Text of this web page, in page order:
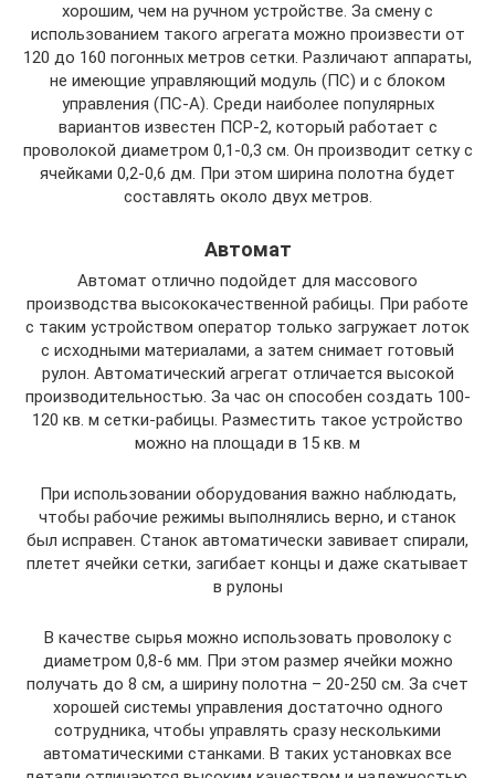
хорошим, чем на ручном устройстве. За смену с
использованием такого агрегата можно произвести от
120 до 160 погонных метров сетки. Различают аппараты,
не имеющие управляющий модуль (ПС) и с блоком
управления (ПС-А). Среди наиболее популярных
вариантов известен ПСР-2, который работает с
проволокой диаметром 0,1-0,3 см. Он производит сетку с
ячейками 0,2-0,6 дм. При этом ширина полотна будет
составлять около двух метров.
Автомат
Автомат отлично подойдет для массового
производства высококачественной рабицы. При работе
с таким устройством оператор только загружает лоток
с исходными материалами, а затем снимает готовый
рулон. Автоматический агрегат отличается высокой
производительностью. За час он способен создать 100-
120 кв. м сетки-рабицы. Разместить такое устройство
можно на площади в 15 кв. м
При использовании оборудования важно наблюдать,
чтобы рабочие режимы выполнялись верно, и станок
был исправен. Станок автоматически завивает спирали,
плетет ячейки сетки, загибает концы и даже скатывает
в рулоны
В качестве сырья можно использовать проволоку с
диаметром 0,8-6 мм. При этом размер ячейки можно
получать до 8 см, а ширину полотна – 20-250 см. За счет
хорошей системы управления достаточно одного
сотрудника, чтобы управлять сразу несколькими
автоматическими станками. В таких установках все